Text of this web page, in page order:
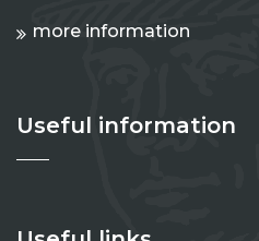
more information
Useful information